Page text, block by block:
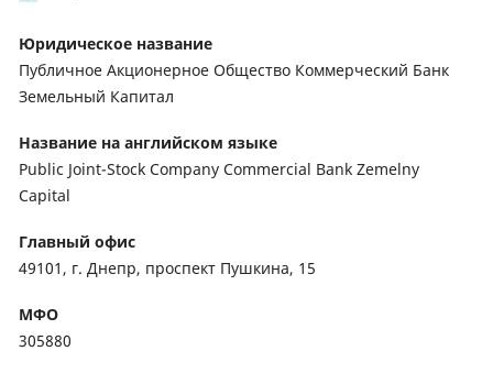
Юридическое название
Публичное Акционерное Общество Коммерческий Банк
Земельный Капитал
Название на английском языке
Public Joint-Stock Company Commercial Bank Zemelny
Capital
Главный офис
49101, г. Днепр, проспект Пушкина, 15
МФО
305880